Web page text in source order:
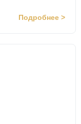
Подробнее >